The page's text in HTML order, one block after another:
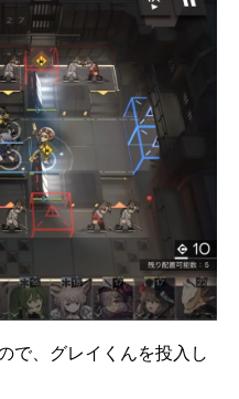
で、グレイくんを投入し